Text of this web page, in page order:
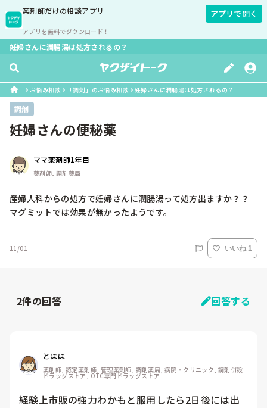
薬剤師だけの相談アプリ
アプリを無料でダウンロード！
アプリで開く
妊婦さんに潤腸湯は処方されるの？
お悩み相談 「調剤」のお悩み相談 妊婦さんに潤腸湯は処方されるの？
調剤
妊婦さんの便秘薬
ママ薬剤師1年目
薬剤師, 調剤薬局
産婦人科からの処方で妊婦さんに潤腸湯って処方出ますか？？
マグミットでは効果が無かったようです。
11/01 いいね 1
2件の回答 回答する
とほほ
薬剤師, 認定薬剤師, 管理薬剤師, 調剤薬局, 病院・クリニック, 調剤併設
ドラッグストア, OTC専門ドラッグストア
経験上市販の強力わかもと服用したら2日後には出